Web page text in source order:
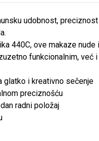
udobnost,
440C, ove makaze
funkcionalnim, već
glatko i kreativno sečenje
preciznošću
radni položaj